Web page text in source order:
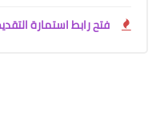
فتح رابط استمارة